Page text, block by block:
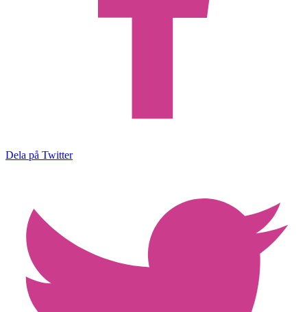
Dela på Twitter